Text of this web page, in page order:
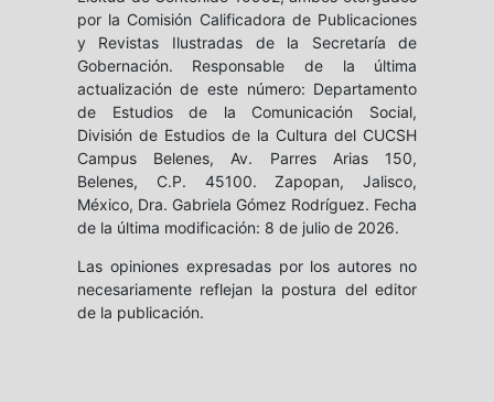
por la Comisión Calificadora de Publicaciones
y Revistas Ilustradas de la Secretaría de
Gobernación. Responsable de la última
actualización de este número: Departamento
de Estudios de la Comunicación Social,
División de Estudios de la Cultura del CUCSH
Campus Belenes, Av. Parres Arias 150,
Belenes, C.P. 45100. Zapopan, Jalisco,
México, Dra. Gabriela Gómez Rodríguez. Fecha
de la última modificación: 8 de julio de 2026.
Las opiniones expresadas por los autores no
necesariamente reflejan la postura del editor
de la publicación.